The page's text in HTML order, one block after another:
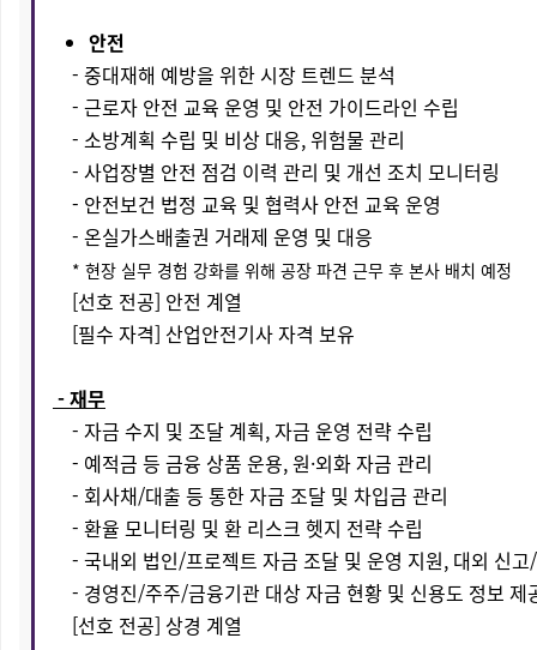
안전
- 중대재해 예방을 위한 시장 트렌드 분석
- 근로자 안전 교육 운영 및 안전 가이드라인 수립
- 소방계획 수립 및 비상 대응, 위험물 관리
- 사업장별 안전 점검 이력 관리 및 개선 조치 모니터링
- 안전보건 법정 교육 및 협력사 안전 교육 운영
- 온실가스배출권 거래제 운영 및 대응
* 현장 실무 경험 강화를 위해 공장 파견 근무 후 본사 배치 예정
[선호 전공] 안전 계열
[필수 자격] 산업안전기사 자격 보유
- 재무
- 자금 수지 및 조달 계획, 자금 운영 전략 수립
- 예적금 등 금융 상품 운용, 원·외화 자금 관리
- 회사채/대출 등 통한 자금 조달 및 차입금 관리
- 환율 모니터링 및 환 리스크 헷지 전략 수립
- 국내외 법인/프로젝트 자금 조달 및 운영 지원, 대외 신
- 경영진/주주/금융기관 대상 자금 현황 및 신용도 정보 제
[선호 전공] 상경 계열